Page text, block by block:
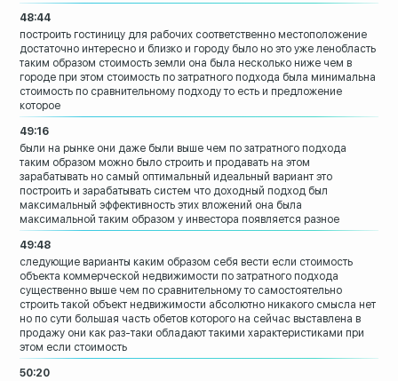
48:44
построить гостиницу для рабочих соответственно местоположение
достаточно интересно и близко и городу было но это уже ленобласть
таким образом стоимость земли она была несколько ниже чем в
городе при этом стоимость по затратного подхода была минимальна
стоимость по сравнительному подходу то есть и предложение
которое
49:16
были на рынке они даже были выше чем по затратного подхода
таким образом можно было строить и продавать на этом
зарабатывать но самый оптимальный идеальный вариант это
построить и зарабатывать систем что доходный подход был
максимальный эффективность этих вложений она была
максимальной таким образом у инвестора появляется разное
49:48
следующие варианты каким образом себя вести если стоимость
объекта коммерческой недвижимости по затратного подхода
существенно выше чем по сравнительному то самостоятельно
строить такой объект недвижимости абсолютно никакого смысла нет
но по сути большая часть обетов которого на сейчас выставлена в
продажу они как раз-таки обладают такими характеристиками при
этом если стоимость
50:20